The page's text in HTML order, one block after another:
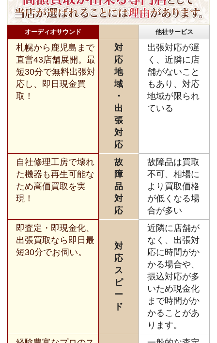
オーディオサウンド 他社サービス
札幌から鹿児島まで
直営43店舗展開。最
短30分で無料出張対
応し、即日現金買
取！
対
応
地
域
・
出
張
対
応
出張対応が遅
く、近隣に店
舗がないこと
もあり、対応
地域が限られ
ている
自社修理工房で壊れ
た機器も再生可能な
ため高価買取を実
現！
故
障
品
対
応
故障品は買取
不可、相場に
より買取価格
が低くなる場
合が多い
即査定・即現金化、
出張買取なら即日最
短30分でお伺い。
対
応
ス
ピ
ー
ド
近隣に店舗が
なく、出張対
応に時間がか
かる場合や、
振込対応が多
いため現金化
まで時間がか
かることがあ
ります。